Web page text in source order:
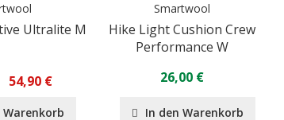
Ultralite M
54,90 €
Warenkorb
Smartwool
Hike Light Cushion Crew
Performance W
26,00 €
In den Warenkorb